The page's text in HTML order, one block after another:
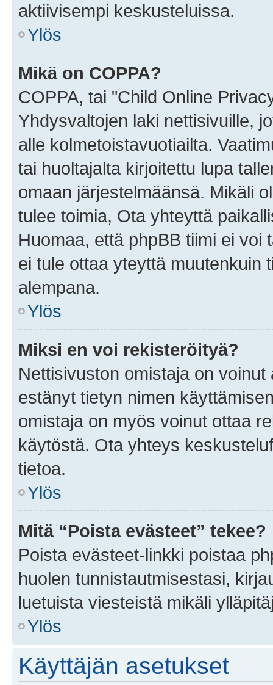
aktiivisempi keskusteluissa.
Ylös
Mikä on COPPA?
COPPA, tai "Child Online
Yhdysvaltojen laki nettisivuille,
alle kolmetoistavuotiailta.
tai huoltajalta kirjoitettu lupa
omaan järjestelmäänsä. Mikäli
tulee toimia, Ota yhteyttä
Huomaa, että phpBB tiimi ei
ei tule ottaa yteyttä muutenkuin
alempana.
Ylös
Miksi en voi rekisteröityä?
Nettisivuston omistaja on
estänyt tietyn nimen
omistaja on myös voinut ottaa
käytöstä. Ota yhteys
tietoa.
Ylös
Mitä “Poista evästeet” tekee?
Poista evästeet-linkki poistaa
huolen tunnistautmisestasi,
luetuista viesteistä mikäli
Ylös
Käyttäjän asetukset